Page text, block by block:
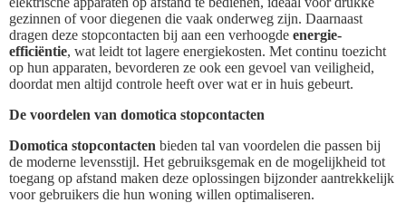
gezinnen of voor diegenen die vaak onderweg zijn. Daarnaast
dragen deze stopcontacten bij aan een verhoogde energie-
efficiëntie, wat leidt tot lagere energiekosten. Met continu toezicht
op hun apparaten, bevorderen ze ook een gevoel van veiligheid,
doordat men altijd controle heeft over wat er in huis gebeurt.
De voordelen van domotica stopcontacten
Domotica stopcontacten bieden tal van voordelen die passen bij
de moderne levensstijl. Het gebruiksgemak en de mogelijkheid tot
toegang op afstand maken deze oplossingen bijzonder aantrekkelijk
voor gebruikers die hun woning willen optimaliseren.